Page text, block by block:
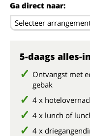
Ga direct naar:
Selecteer
5-daags alles-
Ontvangst met
gebak
4 x
4 x lunch of
4 x